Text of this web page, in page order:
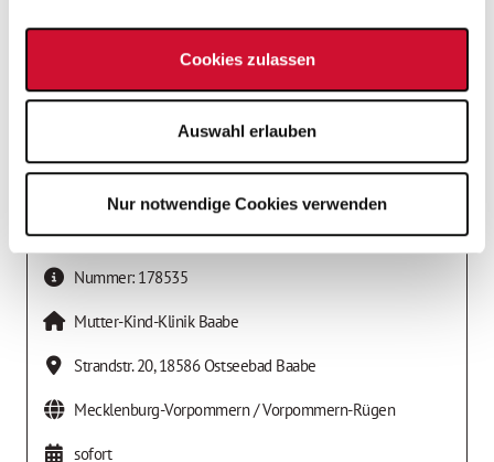
Cookies zulassen
Auswahl erlauben
Nur notwendige Cookies verwenden
Nummer: 178535
Mutter-Kind-Klinik Baabe
Strandstr. 20,18586Ostseebad Baabe
Mecklenburg-Vorpommern / Vorpommern-Rügen
sofort